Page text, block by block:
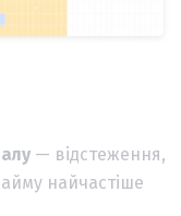
— відстеження,
найчастіше